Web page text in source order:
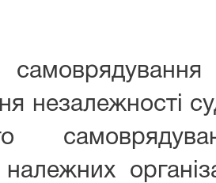
незалежності